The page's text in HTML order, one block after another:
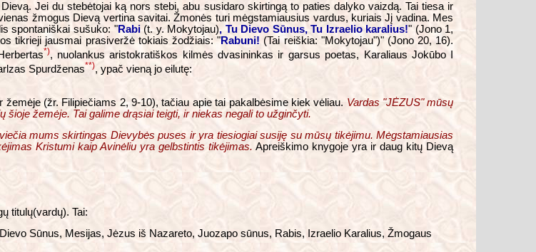
Jei du stebėtojai ką nors stebi, abu susidaro skirtingą to paties dalyko vaizdą. Tai tiesa ir
žmogus Dievą vertina savitai. Žmonės turi mėgstamiausius vardus, kuriais Jį vadina. Mes
spontaniškai sušuko: "Rabi(t. y. Mokytojau), Tu Dievo Sūnus, Tu Izraelio karalius!" (Jono 1,
tikrieji jausmai prasiveržė tokiais žodžiais: "Rabuni! (Tai reiškia: "Mokytojau")" (Jono 20, 16).
*), nuolankus aristokratiškos kilmės dvasininkas ir garsus poetas, Karaliaus Jokūbo I
Spurdženas**), ypač vieną jo eilutę:
(žr. Filipiečiams 2, 9-10), tačiau apie tai pakalbėsime kiek vėliau. Vardas "JĖZUS" mūsų
žemėje. Tai galime drąsiai teigti, ir niekas negali to užginčyti.
mums skirtingas Dievybės puses ir yra tiesiogiai susiję su mūsų tikėjimu. Mėgstamiausias
Kristumi kaip Avinėliu yra gelbstintis tikėjimas. Apreiškimo knygoje yra ir daug kitų Dievą
titulų(vardų). Tai:
Sūnus, Mesijas, Jėzus iš Nazareto, Juozapo sūnus, Rabis, Izraelio Karalius, Žmogaus